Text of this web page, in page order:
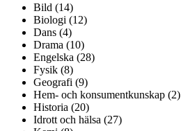
Bild (14)
Biologi (12)
Dans (4)
Drama (10)
Engelska (28)
Fysik (8)
Geografi (9)
Hem- och konsumentkunskap (2)
Historia (20)
Idrott och hälsa (27)